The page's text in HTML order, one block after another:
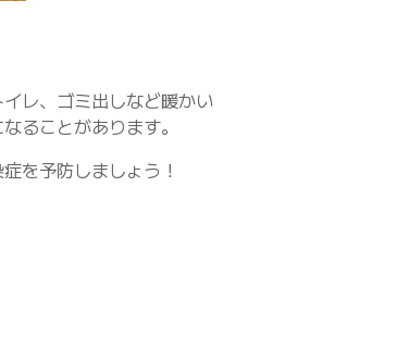
レ、ゴミ出しなど暖かい
ることがあります。
を予防しましょう！